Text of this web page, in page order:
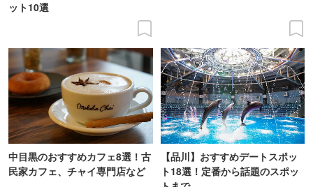
ット10選
中目黒のおすすめカフェ8選！古
民家カフェ、チャイ専門店など
【品川】おすすめデートスポッ
ト18選！定番から話題のスポッ